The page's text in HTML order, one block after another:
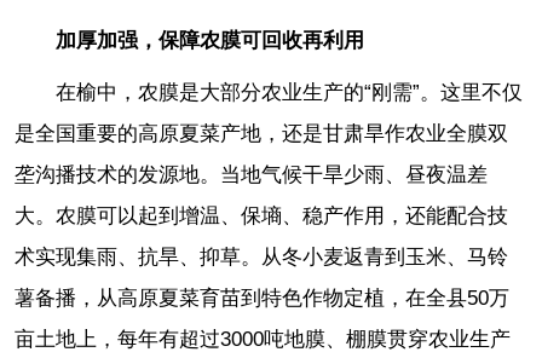
加厚加强，保障农膜可回收再利用
在榆中，农膜是大部分农业生产的“刚需”。这里不仅
是全国重要的高原夏菜产地，还是甘肃旱作农业全膜双
垄沟播技术的发源地。当地气候干旱少雨、昼夜温差
大。农膜可以起到增温、保墒、稳产作用，还能配合技
术实现集雨、抗旱、抑草。从冬小麦返青到玉米、马铃
薯备播，从高原夏菜育苗到特色作物定植，在全县50万
亩土地上，每年有超过3000吨地膜、棚膜贯穿农业生产